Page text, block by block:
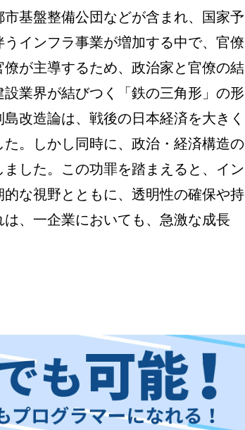
基盤整備公団などが含まれ、国家予
インフラ事業が増加する中で、官僚
が主導するため、政治家と官僚の結
業界が結びつく「鉄の三角形」の形
改造論は、戦後の日本経済を大きく
。しかし同時に、政治・経済構造の
した。この功罪を踏まえると、イン
な視野とともに、透明性の確保や持
、一企業においても、急激な成長